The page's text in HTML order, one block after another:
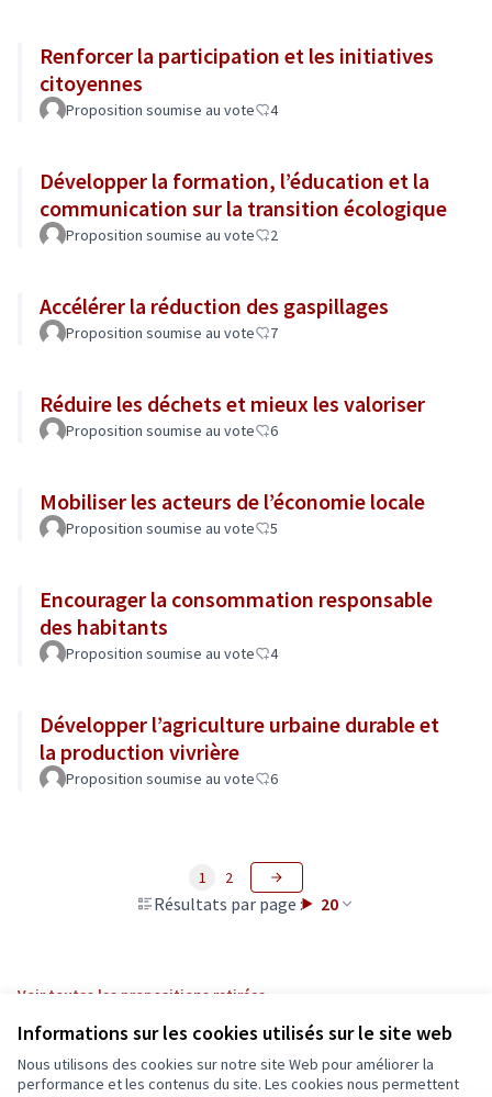
Informations sur les cookies utilisés sur le site web
Nous utilisons des cookies sur notre site Web pour améliorer la
performance et les contenus du site. Les cookies nous permettent
Renforcer la participation et les initiatives
citoyennes
Proposition soumise au vote 4
Développer la formation, l’éducation et la
communication sur la transition écologique
Proposition soumise au vote 2
Accélérer la réduction des gaspillages
Proposition soumise au vote 7
Réduire les déchets et mieux les valoriser
Proposition soumise au vote 6
Mobiliser les acteurs de l’économie locale
Proposition soumise au vote 5
Encourager la consommation responsable
des habitants
Proposition soumise au vote 4
Développer l’agriculture urbaine durable et
la production vivrière
Proposition soumise au vote 6
Résultats par page : 20
1 2
Voir toutes les propositions retirées
Conditions d'utilisation
Paramètres des cookies